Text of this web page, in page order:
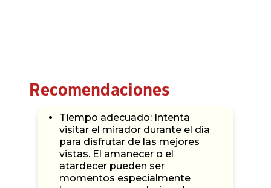
Recomendaciones
Tiempo adecuado: Intenta
visitar el mirador durante el día
para disfrutar de las mejores
vistas. El amanecer o el
atardecer pueden ser
momentos especialmente